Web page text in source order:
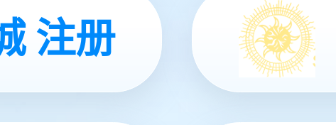
银河销售热线：13953117233
技术方案咨询：18560211715 18663705615
仓库地址：山东省济南市天桥区金鑫产业园303仓库